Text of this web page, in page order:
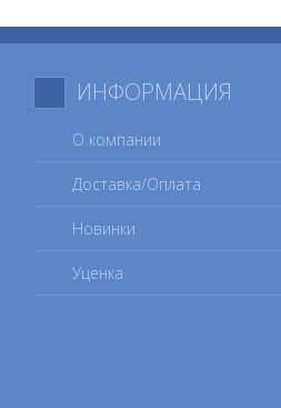
ИНФОРМАЦИЯ
О компании
Доставка/Оплата
Новинки
Уценка